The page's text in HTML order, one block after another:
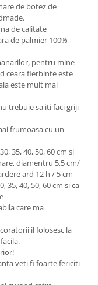
de botez de
de calitate
de palmier 100%
pentru mine
ceara fierbinte este
este mult mai
trebuie sa iti faci griji
frumoasa cu un
35, 40, 50, 60 cm si
diamentru 5,5 cm/
ard 12 h / 5 cm
40, 50, 60 cm si ca
care ma
il folosesc la
veti fi foarte fericiti